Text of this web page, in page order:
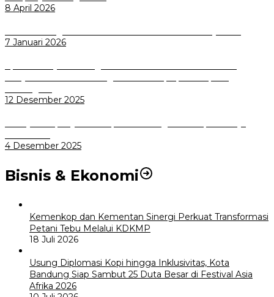
8 April 2026
7 Januari 2026
12 Desember 2025
4 Desember 2025
Bisnis & Ekonomi
Kemenkop dan Kementan Sinergi Perkuat Transformasi
Petani Tebu Melalui KDKMP
18 Juli 2026
Usung Diplomasi Kopi hingga Inklusivitas, Kota
Bandung Siap Sambut 25 Duta Besar di Festival Asia
Afrika 2026